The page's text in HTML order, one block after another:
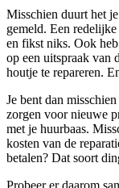
Misschien duurt het
gemeld. Een
en fikst niks. Ook
op een uitspraak van
houtje te repareren.
Je bent dan
zorgen voor nieuwe
met je huurbaas.
kosten van de
betalen? Dat soort
Probeer er daarom